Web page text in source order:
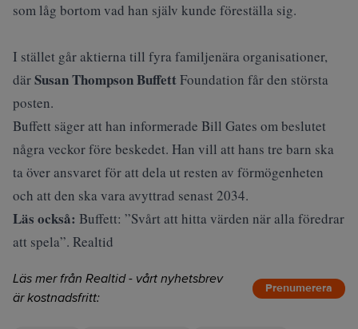
som låg bortom vad han själv kunde föreställa sig.
I stället går aktierna till fyra familjenära organisationer,
därSusan Thompson BuffettFoundation får den största
posten.
Buffett säger att han informerade Bill Gates om beslutet
några veckor före beskedet. Han vill att hans tre barn ska
ta över ansvaret för att dela ut resten av förmögenheten
och att den ska vara avyttrad senast 2034.
Läs också: Buffett: ”Svårt att hitta värden när alla föredrar
att spela”. Realtid
Läs mer från Realtid - vårt nyhetsbrev
är kostnadsfritt:
Prenumerera